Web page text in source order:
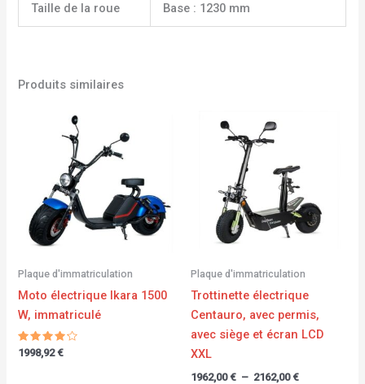
Taille de la roue Base : 1230 mm
Produits similaires
Plaque d'immatriculation
Moto électrique Ikara 1500
W, immatriculé
Note
4.00
1998,92€
Plaque d'immatriculation
Trottinette électrique
Centauro, avec permis,
avec siège et écran LCD
XXL
1962,00€ – 2162,00€
à